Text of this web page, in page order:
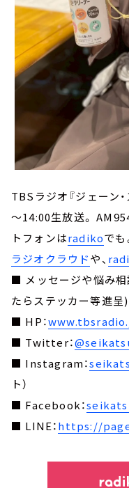
TBSラジオ『ジェーン
～14:00生放送。
トフォンはradikoで
ラジオクラウドや、
■ メッセージや悩み相
たらステッカー等進呈)
■ HP：
■ Twitter：
■ Instagram：
ト）
■ Facebook：
■ LINE：https://